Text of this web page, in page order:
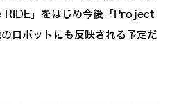
RIDE」をはじめ今後「Project
ロボットにも反映される予定だ